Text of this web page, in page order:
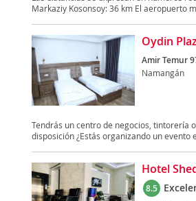
Markaziy Kosonsoy: 36 km El aeropuerto
Oydin
Amir Temur
Namangán
Tendrás un centro de negocios, tintorería
disposición ¿Estás organizando un evento
Hotel
8.5